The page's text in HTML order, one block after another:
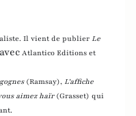
Il vient de publier Le
avec Atlantico Editions et
(Ramsay), L'affiche
aimez haïr (Grasset) qui